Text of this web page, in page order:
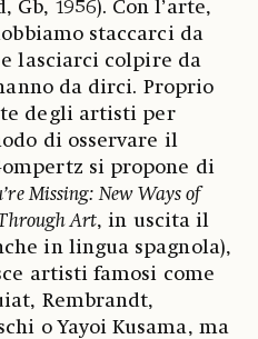
Gb, 1956). Con l’arte,
staccarci da
lasciarci colpire da
da dirci. Proprio
degli artisti per
di osservare il
si propone di
Missing: New Ways of
Art, in uscita il
in lingua spagnola),
artisti famosi come
Rembrandt,
o Yayoi Kusama, ma